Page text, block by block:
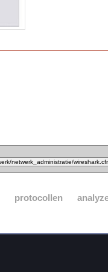
protocollen